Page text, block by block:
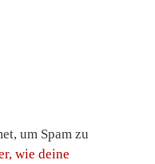
um Spam zu
wie deine